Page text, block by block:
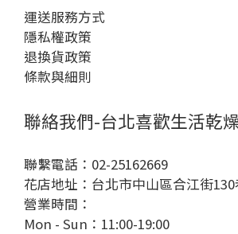
運送服務方式
隱私權政策
退換貨政策
條款與細則
聯絡我們-台北喜歡生活乾
聯繫電話：02-25162669
花店地址：台北市中山區合江街
營業時間：
Mon - Sun：11:00-19:00